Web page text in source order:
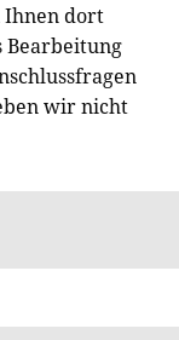
dort
Bearbeitung
wir nicht